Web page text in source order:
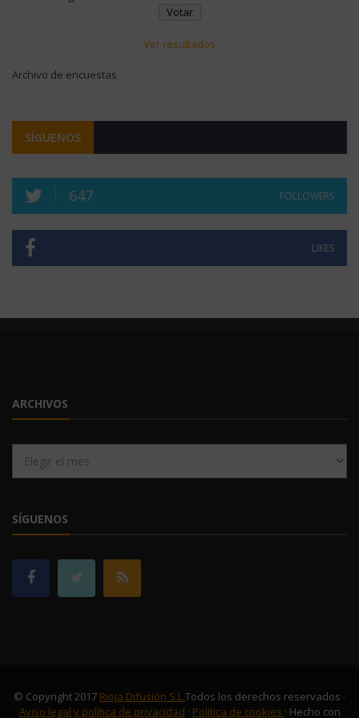
Ver resultados
Archivo de encuestas
SÍGUENOS
647 FOLLOWERS
LIKES
ARCHIVOS
SÍGUENOS
© Copyright 2017 Rioja Difusión S.L.Todos los derechos reservados ·
Aviso legal y política de privacidad · Política de cookies · Hecho con